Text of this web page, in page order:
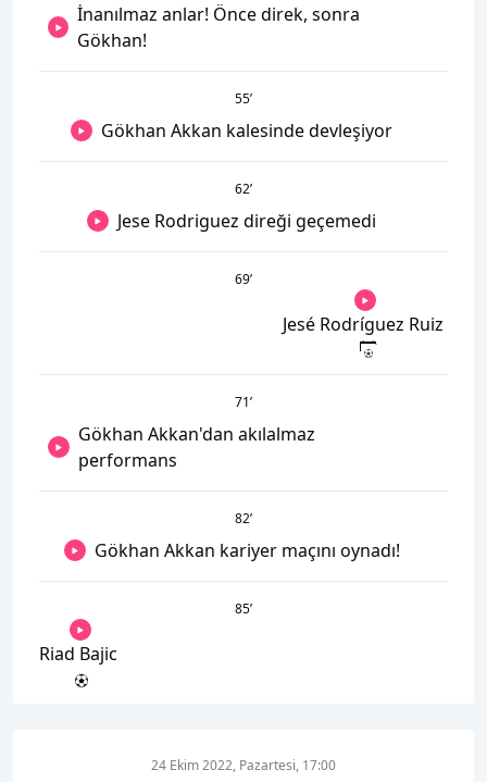
İnanılmaz anlar! Önce direk, sonra
Gökhan!
55’
Gökhan Akkan kalesinde devleşiyor
62’
Jese Rodriguez direği geçemedi
69’
Jesé Rodríguez Ruiz
71’
Gökhan Akkan'dan akılalmaz
performans
82’
Gökhan Akkan kariyer maçını oynadı!
85’
Riad Bajic
24 Ekim 2022, Pazartesi, 17:00